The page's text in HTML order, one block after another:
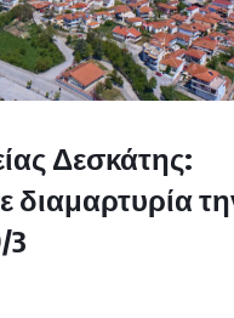
Δεσκάτης:
διαμαρτυρία
3